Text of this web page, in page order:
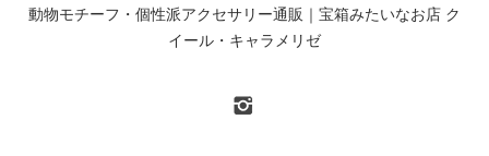
動物モチーフ・個性派アクセサリー通販｜宝箱みたいなお店 ク
イール・キャラメリゼ